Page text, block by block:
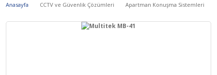
Anasayfa CCTV ve Güvenlik Çözümleri Apartman Konuşma Sistemleri